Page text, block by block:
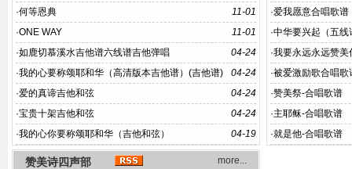
11-01
·何等恩典
11-01
·ONE WAY
04-24
·如鹿切慕溪水吉他谱六线谱吉他弹唱
04-24
·我的心要称颂耶和华（高清版本吉他谱）(吉他谱)
04-24
·爱的真谛吉他和弦
04-24
·宝贵十架吉他和弦
04-19
·我的心你要称颂耶和华（吉他和弦）
·爱我愿意合唱歌谱
·中华要兴起（五线
·我要永远永远赞美
·被爱激励歌合唱歌
·赞美祭-合唱歌谱
·主耶稣-合唱歌谱
·就是他-合唱歌谱
more...
赞美诗四声部